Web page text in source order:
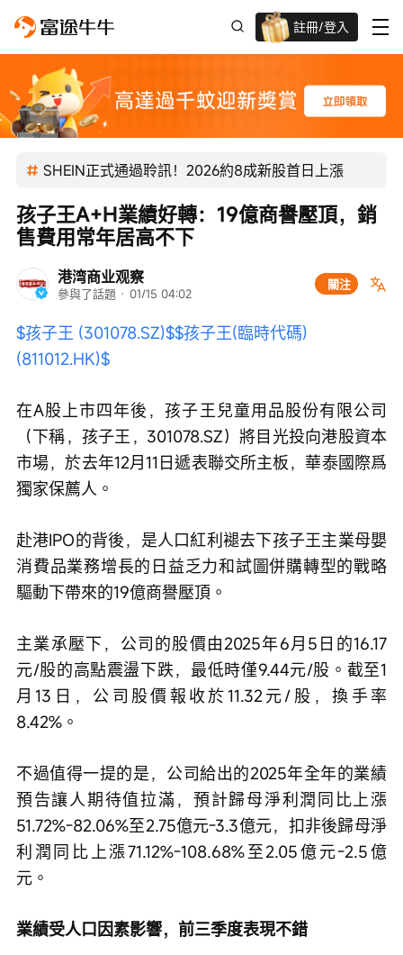
註冊/登入
SHEIN正式通過聆訊！2026約8成新股首日上漲
港湾商业观察
參與了話題 · 01/15 04:02
關注
孩子王A+H業績好轉：19億商譽壓頂，銷
售費用常年居高不下
$孩子王 (301078.SZ)$$孩子王(臨時代碼)
(811012.HK)$
在A股上市四年後，孩子王兒童用品股份有限公司
（下稱，孩子王，301078.SZ）將目光投向港股資本
市場，於去年12月11日遞表聯交所主板，華泰國際爲
獨家保薦人。
赴港IPO的背後，是人口紅利褪去下孩子王主業母嬰
消費品業務增長的日益乏力和試圖併購轉型的戰略
驅動下帶來的19億商譽壓頂。
主業承壓下，公司的股價由2025年6月5日的16.17
元/股的高點震盪下跌，最低時僅9.44元/股。截至1
月13日，公司股價報收於11.32元/股，換手率
8.42%。
不過值得一提的是，公司給出的2025年全年的業績
預告讓人期待值拉滿，預計歸母淨利潤同比上漲
51.72%-82.06%至2.75億元-3.3億元，扣非後歸母淨
利潤同比上漲71.12%-108.68%至2.05億元-2.5億
元。
業績受人口因素影響，前三季度表現不錯